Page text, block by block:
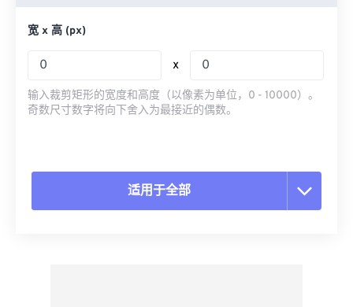
宽 x 高 (px)
x
输入裁剪矩形的宽度和高度（以像素为单位，0 - 10000）。
奇数尺寸数字将向下舍入为最接近的偶数。
适用于全部